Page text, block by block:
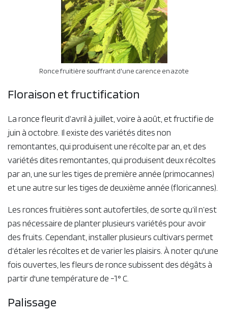
Ronce fruitière souffrant d'une carence en azote
Floraison et fructification
La ronce fleurit d’avril à juillet, voire à août, et fructifie de
juin à octobre. Il existe des variétés dites non
remontantes, qui produisent une récolte par an, et des
variétés dites remontantes, qui produisent deux récoltes
par an, une sur les tiges de première année (primocannes)
et une autre sur les tiges de deuxième année (floricannes).
Les ronces fruitières sont autofertiles, de sorte qu’il n’est
pas nécessaire de planter plusieurs variétés pour avoir
des fruits. Cependant, installer plusieurs cultivars permet
d’étaler les récoltes et de varier les plaisirs. À noter qu'une
fois ouvertes, les fleurs de ronce subissent des dégâts à
partir d'une température de -1° C.
Palissage